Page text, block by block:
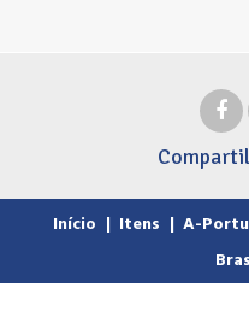
Início | Itens | A-